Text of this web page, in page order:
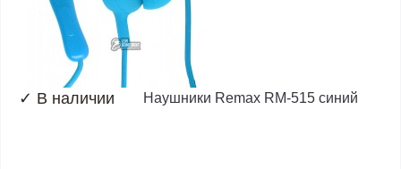
✓ В наличии Наушники Remax RM-515 синий